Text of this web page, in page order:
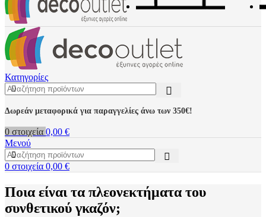
Κατηγορίες
Δωρεάν μεταφορικά για παραγγελίες άνω των 350€!
0 στοιχεία 0,00 €
Μενού
0 στοιχεία 0,00 €
Ποια είναι τα πλεονεκτήματα του
συνθετικού γκαζόν;